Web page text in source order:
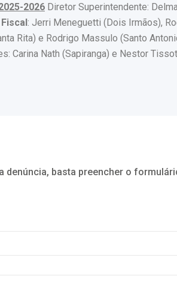
2026 Diretor Superintendente:
: Jerri Meneguetti (Dois Irmãos),
Rita) e Rodrigo Massulo (Santo
Carina Nath (Sapiranga) e Nestor Tissot
basta preencher o